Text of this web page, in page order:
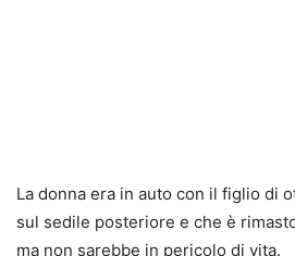
La donna era in auto con il figlio di
sul sedile posteriore e che è
ma non sarebbe in pericolo di vita.